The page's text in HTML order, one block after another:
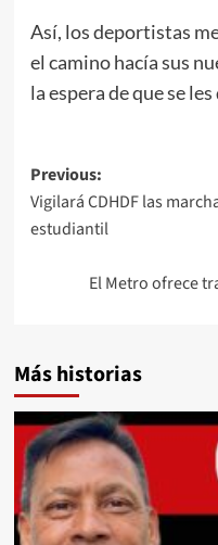
Así, los deportistas
el camino hacía sus
la espera de que se
Post
navigation
Previous:
Vigilará CDHDF las
estudiantil
El Metro ofrece
Más historias